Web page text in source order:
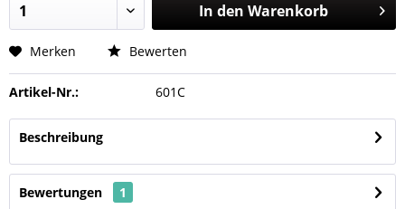
In den Warenkorb
Merken Bewerten
Artikel-Nr.: 601C
Beschreibung
Bewertungen
1